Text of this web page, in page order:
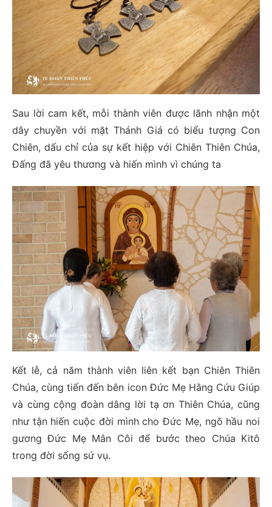
Sau lời cam kết, mỗi thành viên được lãnh nhận một
dây chuyền với mặt Thánh Giá có biểu tượng Con
Chiên, dấu chỉ của sự kết hiệp với Chiên Thiên Chúa,
Đấng đã yêu thương và hiến mình vì chúng ta
Kết lễ, cả năm thành viên liên kết bạn Chiên Thiên
Chúa, cùng tiến đến bên icon Đức Mẹ Hằng Cứu Giúp
và cùng cộng đoàn dâng lời tạ ơn Thiên Chúa, cũng
như tận hiến cuộc đời mình cho Đức Mẹ, ngõ hầu noi
gương Đức Mẹ Mân Côi để bước theo Chúa Kitô
trong đời sống sứ vụ.